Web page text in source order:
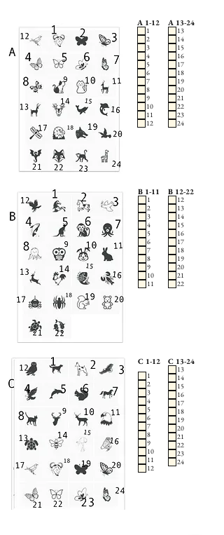
A 1-12
1
2
3
4
5
6
7
8
9
10
11
12
A 13-24
13
14
15
16
17
18
19
20
21
22
23
24
B 1-11
1
2
3
4
5
6
7
8
9
10
11
B 12-22
12
13
14
15
16
17
18
19
20
21
22
C 13-24
13
14
15
16
17
18
19
20
21
22
23
24
C 1-12
1
2
3
4
5
6
7
8
9
10
11
12